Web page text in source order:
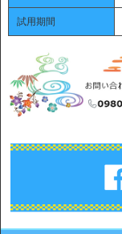
試用期間